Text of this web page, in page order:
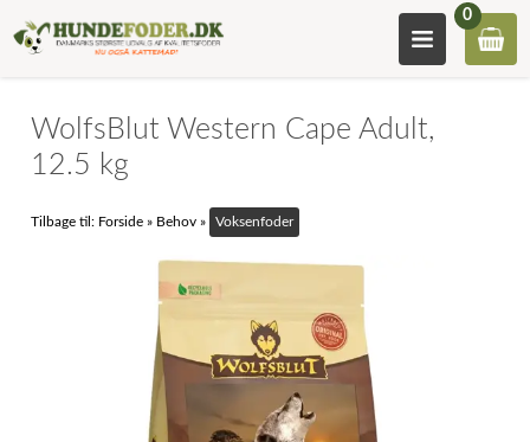
0
WolfsBlut Western Cape Adult,
12.5 kg
Tilbage til: Forside » Behov » Voksenfoder